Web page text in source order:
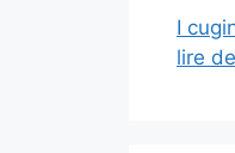
I
lire